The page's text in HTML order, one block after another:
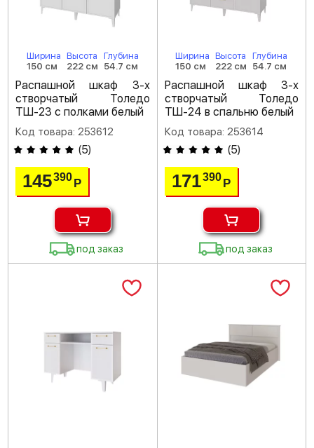
Ширина
150 см
Высота
222 см
Глубина
54.7 см
Распашной шкаф 3-х
створчатый Толедо
ТШ-23 с полками белый
Код товара: 253612
(5)
145390 Р
под заказ
Ширина
150 см
Высота
222 см
Глубина
54.7 см
Распашной шкаф 3-х
створчатый Толедо
ТШ-24 в спальню белый
Код товара: 253614
(5)
171390 Р
под заказ